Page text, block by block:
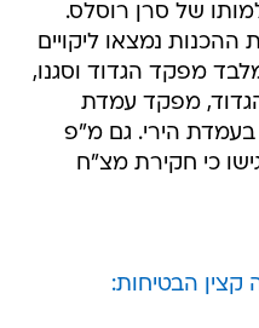
למותו של סרן רוסלס.
נמצאו ליקויים
מפקד הגדוד וסגנו,
מפקד עמדת
הירי. גם מ"פ
הדגישו כי חקירת מצ"ח
קצין הבטיחות: